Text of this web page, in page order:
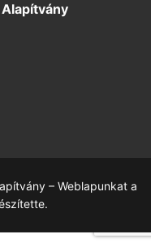
– Weblapunkat a